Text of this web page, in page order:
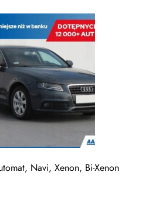
Navi, Xenon, Bi-Xenon